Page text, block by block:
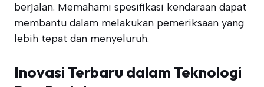
berjalan. Memahami spesifikasi kendaraan dapat
membantu dalam melakukan pemeriksaan yang
lebih tepat dan menyeluruh.
Inovasi Terbaru dalam Teknologi